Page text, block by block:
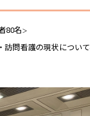
80名＞
問看護の現状につい